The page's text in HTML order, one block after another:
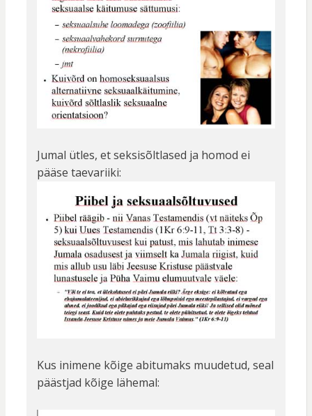
Jumal ütles, et seksisõltlased ja homod ei
pääse taevariiki:
Kus inimene kõige abitumaks muudetud, seal
päästjad kõige lähemal: